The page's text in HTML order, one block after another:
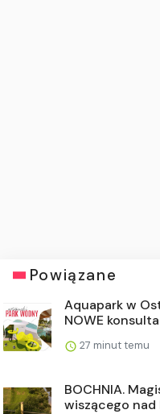
Powiązane
Aquapark w
NOWE
27 minut temu
BOCHNIA.
wiszącego nad